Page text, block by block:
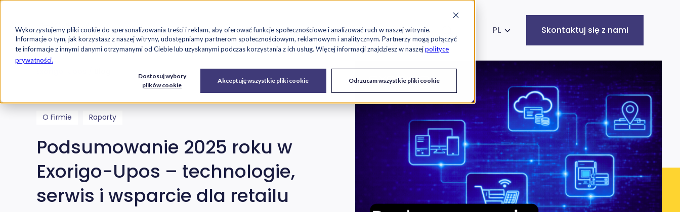
Wykorzystujemy pliki cookie do spersonalizowania treści i reklam, aby oferować funkcje społecznościowe i analizować ruch w naszej witrynie.
Informacje o tym, jak korzystasz z naszej witryny, udostępniamy partnerom społecznościowym, reklamowym i analitycznym. Partnerzy mogą połączyć
te informacje z innymi danymi otrzymanymi od Ciebie lub uzyskanymi podczas korzystania z ich usług. Więcej informacji znajdziesz w naszejpolityce
prywatności.
Dostosuj wybory
plików cookie
Akceptuję wszystkie pliki cookie Odrzucam wszystkie pliki cookie
Przejdź do treści
Oferta
E-
commerce
fiskalne
Urządzenia
urządzeń
Infrastruktura
Cyberbezpieczeństwo
Case studies Raport RetailTech Blog O nas Kariera Szukaj na stronie
PL Skontaktuj się z nami
O Firmie Raporty
Podsumowanie 2025 roku w
Exorigo-Upos – technologie,
serwis i wsparcie dla retailu